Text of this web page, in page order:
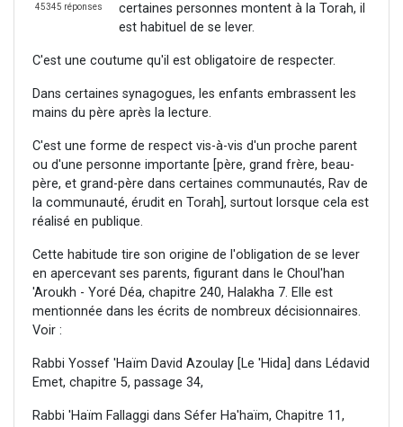
45345 réponses
certaines personnes montent à la Torah, il
est habituel de se lever.
C'est une coutume qu'il est obligatoire de respecter.
Dans certaines synagogues, les enfants embrassent les
mains du père après la lecture.
C'est une forme de respect vis-à-vis d'un proche parent
ou d'une personne importante [père, grand frère, beau-
père, et grand-père dans certaines communautés, Rav de
la communauté, érudit en Torah], surtout lorsque cela est
réalisé en publique.
Cette habitude tire son origine de l'obligation de se lever
en apercevant ses parents, figurant dans le Choul'han
'Aroukh - Yoré Déa, chapitre 240, Halakha 7. Elle est
mentionnée dans les écrits de nombreux décisionnaires.
Voir :
Rabbi Yossef 'Haïm David Azoulay [Le 'Hida] dans Lédavid
Emet, chapitre 5, passage 34,
Rabbi 'Haïm Fallaggi dans Séfer Ha'haïm, Chapitre 11,